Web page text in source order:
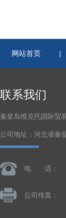
网站首页 |
联系我们
秦皇岛维克托国际贸
公司地址：河北省秦
电 话：
公司传真：